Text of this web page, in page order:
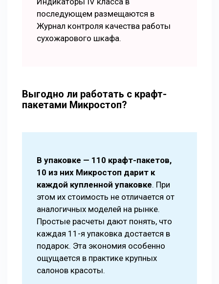
последующем размещаются в
Журнал контроля качества работы
сухожарового шкафа.
Выгодно ли работать с крафт-
пакетами Микростоп?
В упаковке — 110 крафт-пакетов,
10 из них Микростоп дарит к
каждой купленной упаковке. При
этом их стоимость не отличается от
аналогичных моделей на рынке.
Простые расчеты дают понять, что
каждая 11-я упаковка достается в
подарок. Эта экономия особенно
ощущается в практике крупных
салонов красоты.